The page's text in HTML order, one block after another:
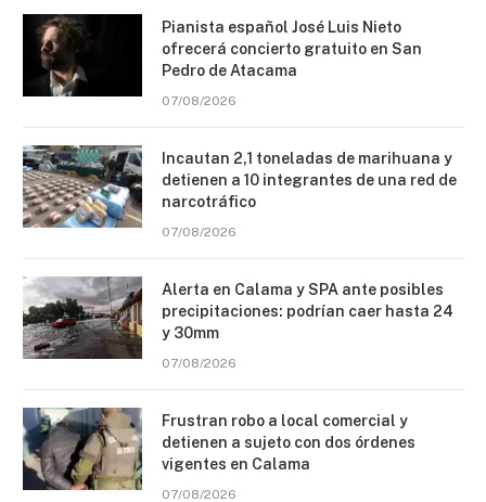
Pianista español José Luis Nieto
ofrecerá concierto gratuito en San
Pedro de Atacama
07/08/2026
Incautan 2,1 toneladas de marihuana y
detienen a 10 integrantes de una red de
narcotráfico
07/08/2026
Alerta en Calama y SPA ante posibles
precipitaciones: podrían caer hasta 24
y 30mm
07/08/2026
Frustran robo a local comercial y
detienen a sujeto con dos órdenes
vigentes en Calama
07/08/2026